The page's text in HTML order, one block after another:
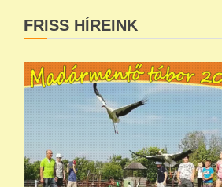
FRISS HÍREINK